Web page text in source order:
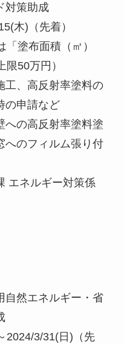
対策助成
木)（先着）
「塗布面積（㎡）
50万円）
工、高反射率塗料の
の申請など
への高反射率塗料塗
へのフィルム張り付
エネルギー対策係
自然エネルギー・省
2024/3/31(日)（先